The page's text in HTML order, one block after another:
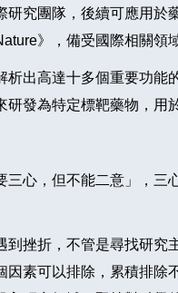
究團隊，後續可應用
》，備受國際相關領
出高達十多個重要功
發為特定標靶藥物，用
心，但不能二意」，
挫折，不管是尋找研
素可以排除，累積排